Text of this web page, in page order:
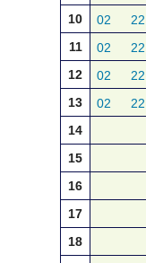
10
02 22
11
02 22
12
02 22
13
02 22
14
15
16
17
18